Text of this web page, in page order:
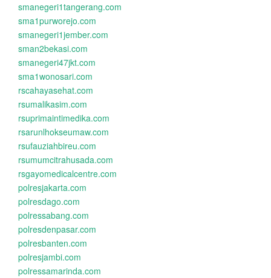
smanegeri1tangerang.com
sma1purworejo.com
smanegeri1jember.com
sman2bekasi.com
smanegeri47jkt.com
sma1wonosari.com
rscahayasehat.com
rsumalikasim.com
rsuprimaintimedika.com
rsarunlhokseumaw.com
rsufauziahbireu.com
rsumumcitrahusada.com
rsgayomedicalcentre.com
polresjakarta.com
polresdago.com
polressabang.com
polresdenpasar.com
polresbanten.com
polresjambi.com
polressamarinda.com